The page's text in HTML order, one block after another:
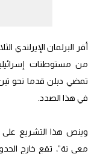
أقر البرلمان الإيرلندي
من مستوطنات
تمضي دبلن قدما نحو تبن
في هذا الصدد.
وينص هذا التشريع على
معي نة”، تقع خارج